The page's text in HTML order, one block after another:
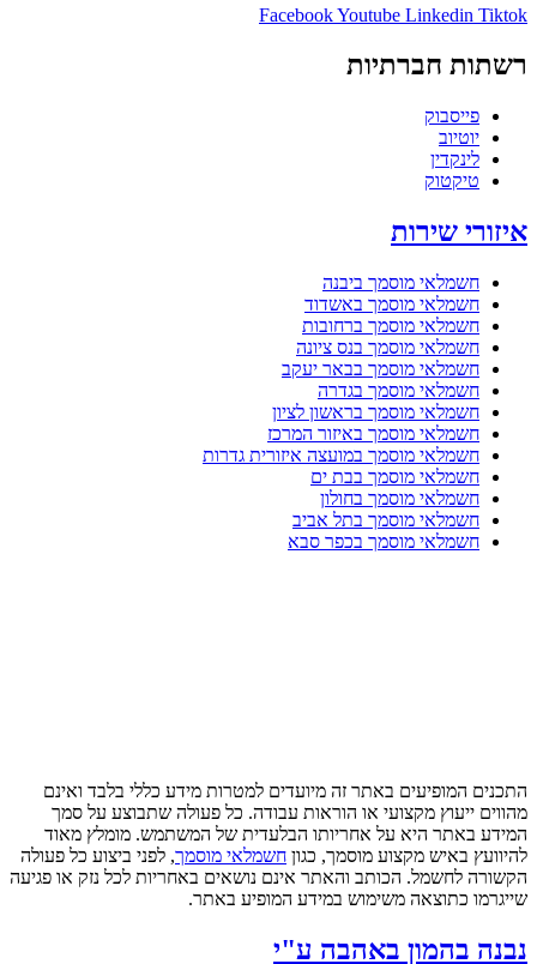
FacebookYoutube Linkedin Tiktok
רשתות חברתיות
פייסבוק
יוטיוב
לינקדין
טיקטוק
איזורי שירות
חשמלאי מוסמך ביבנה
חשמלאי מוסמך באשדוד
חשמלאי מוסמך ברחובות
חשמלאי מוסמך בנס ציונה
חשמלאי מוסמך בבאר יעקב
חשמלאי מוסמך בגדרה
חשמלאי מוסמך בראשון לציון
חשמלאי מוסמך באיזור המרכז
חשמלאי מוסמך במועצה איזורית גדרות
חשמלאי מוסמך בבת ים
חשמלאי מוסמך בחולון
חשמלאי מוסמך בתל אביב
חשמלאי מוסמך בכפר סבא
התכנים המופיעים באתר זה מיועדים למטרות מידע כללי בלבד ואינם
מהווים ייעוץ מקצועי או הוראות עבודה. כל פעולה שתבוצע על סמך
המידע באתר היא על אחריותו הבלעדית של המשתמש. מומלץ מאוד
להיוועץ באיש מקצוע מוסמך, כגון חשמלאי מוסמך, לפני ביצוע כל פעולה
הקשורה לחשמל. הכותב והאתר אינם נושאים באחריות לכל נזק או פגיעה
שייגרמו כתוצאה משימוש במידע המופיע באתר.
נבנה בהמון באהבה ע"י